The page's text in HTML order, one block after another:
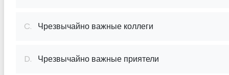
C. Чрезвычайно важные коллеги
D. Чрезвычайно важные приятели